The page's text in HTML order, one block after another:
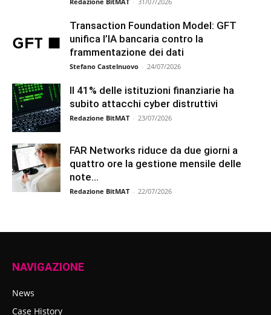
Transaction Foundation Model: GFT
unifica l’IA bancaria contro la
frammentazione dei dati
Stefano Castelnuovo - 24/07/2026
Il 41% delle istituzioni finanziarie ha
subito attacchi cyber distruttivi
Redazione BitMAT - 23/07/2026
FAR Networks riduce da due giorni a
quattro ore la gestione mensile delle
note...
Redazione BitMAT - 22/07/2026
NAVIGAZIONE
News
Case History